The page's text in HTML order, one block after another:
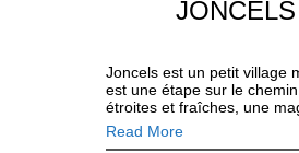
Joncels est un petit village
est une étape sur le
étroites et fraîches, une
Read More